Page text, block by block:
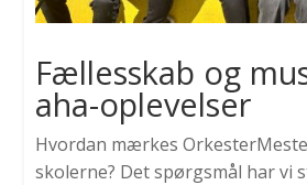
Fællesskab og
aha-oplevelser
Hvordan mærkes
skolerne? Det spørgsmål har vi